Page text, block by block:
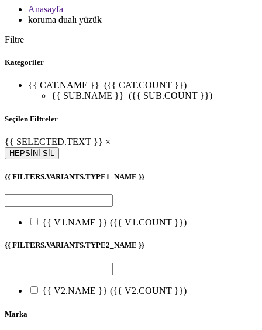
Anasayfa
koruma dualı yüzük
Filtre
Kategoriler
{{ CAT.NAME }} ({{ CAT.COUNT }})
{{ SUB.NAME }} ({{ SUB.COUNT }})
Seçilen Filtreler
{{ SELECTED.TEXT }} ×
HEPSİNİ SİL
{{ FILTERS.VARIANTS.TYPE1_NAME }}
{{ V1.NAME }} ({{ V1.COUNT }})
{{ FILTERS.VARIANTS.TYPE2_NAME }}
{{ V2.NAME }} ({{ V2.COUNT }})
Marka